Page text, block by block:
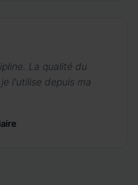
La qualité du
l'utilise depuis ma